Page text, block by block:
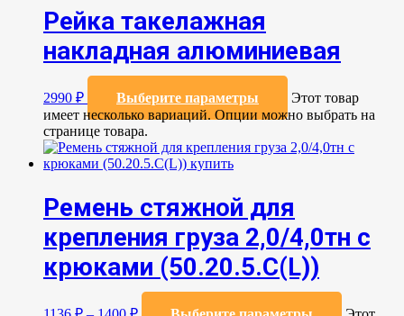
Рейка такелажная
накладная алюминиевая
2990 ₽ Выберите параметры
Этот товар
имеет несколько вариаций. Опции можно выбрать на
странице товара.
Ремень стяжной для
крепления груза 2,0/4,0тн с
крюками (50.20.5.C(L))